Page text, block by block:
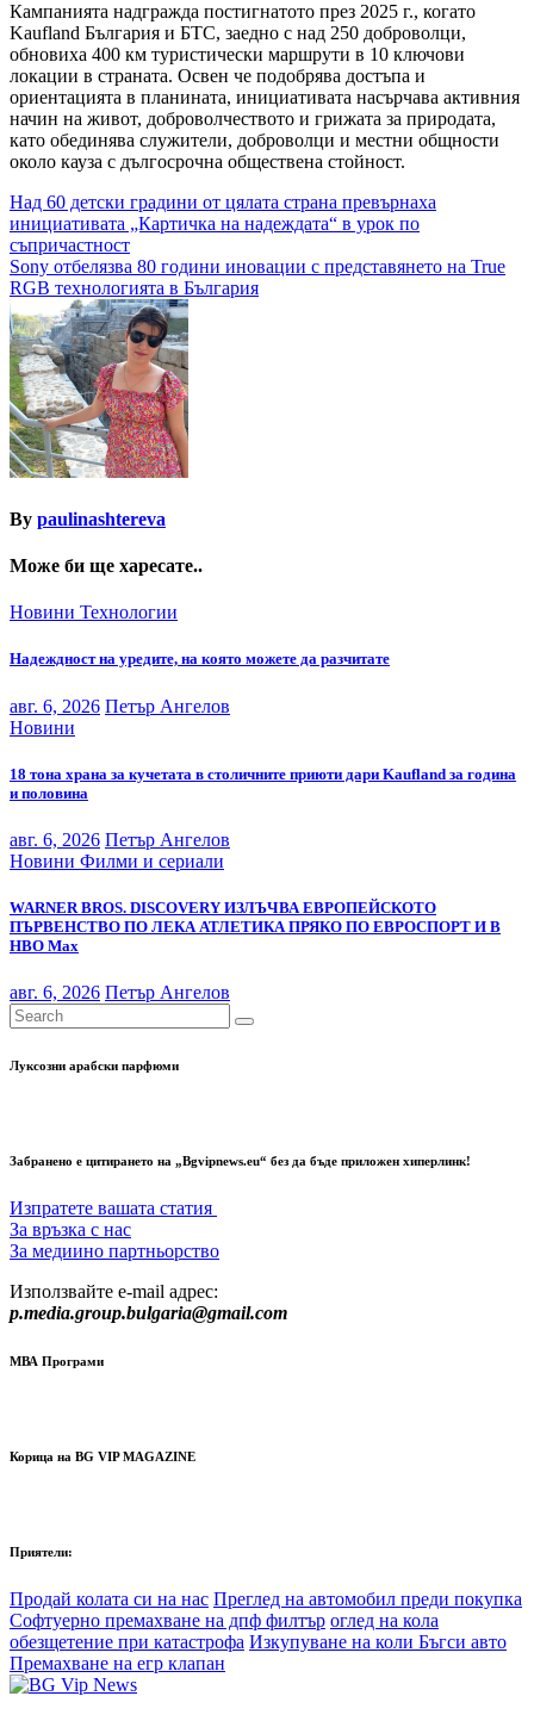
Кампанията надгражда постигнатото през 2025 г., когато
Kaufland България и БТС, заедно с над 250 доброволци,
обновиха 400 км туристически маршрути в 10 ключови
локации в страната. Освен че подобрява достъпа и
ориентацията в планината, инициативата насърчава активния
начин на живот, доброволчеството и грижата за природата,
като обединява служители, доброволци и местни общности
около кауза с дългосрочна обществена стойност.
Навигация
Над 60 детски градини от цялата страна превърнаха
инициативата „Картичка на надеждата“ в урок по
съпричастност
Sony отбелязва 80 години иновации с представянето на True
RGB технологията в България
By paulinashtereva
Може би ще харесате..
Новини Технологии
Надеждност на уредите, на която можете да разчитате
авг. 6, 2026 Петър Ангелов
Новини
18 тона храна за кучетата в столичните приюти дари Kaufland за година
и половина
авг. 6, 2026 Петър Ангелов
Новини Филми и сериали
WARNER BROS. DISCOVERY ИЗЛЪЧВА ЕВРОПЕЙСКОТО
ПЪРВЕНСТВО ПО ЛЕКА АТЛЕТИКА ПРЯКО ПО ЕВРОСПОРТ И В
НВО Мах
авг. 6, 2026 Петър Ангелов
Луксозни арабски парфюми
Забранено е цитирането на „Bgvipnews.eu“ без да бъде приложен хиперлинк!
Изпратете вашата статия
За връзка с нас
За медиино партньорство
Използвайте e-mail адрес:
p.media.group.bulgaria@gmail.com
МВА Програми
Корица на BG VIP MAGAZINE
Приятели:
Продай колата си на нас Преглед на автомобил преди покупка
Софтуерно премахване на дпф филтър оглед на кола
обезщетение при катастрофа Изкупуване на коли Бъгси авто
Премахване на егр клапан